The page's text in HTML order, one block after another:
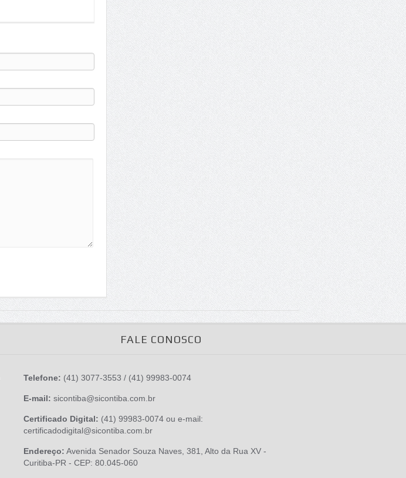
FALE CONOSCO
Telefone: (41) 3077-3553 / (41) 99983-0074
E-mail: sicontiba@sicontiba.com.br
Certificado Digital: (41) 99983-0074 ou e-mail:
certificadodigital@sicontiba.com.br
Endereço: Avenida Senador Souza Naves, 381, Alto da Rua XV -
Curitiba-PR - CEP: 80.045-060